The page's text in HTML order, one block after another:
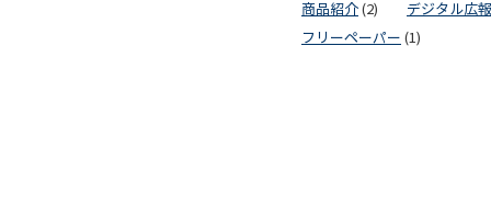
商品紹介 (2)
デジタル広
フリーペーパー (1)